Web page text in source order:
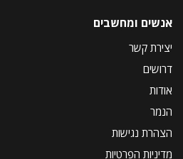
אנשים ומחשבים
יצירת קשר
דרושים
אודות
הנמר
הצהרת נגישות
מדיניות הפרטיות